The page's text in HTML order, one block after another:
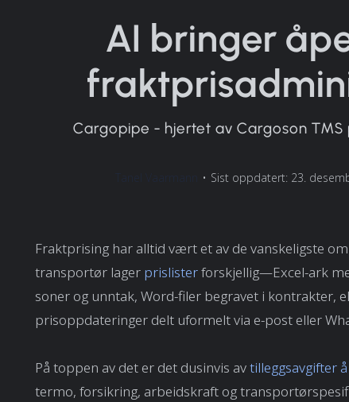
AI bringer
Cargopipe - hjertet av Cargoson TMS
• Sist oppdatert: 23.
Fraktprising har alltid vært et av de vanskeligste
transportør lager prislisterforskjellig—Excel-ark
soner og unntak, Word-filer begravet i kontrakter,
prisoppdateringer delt uformelt via e-post eller
På toppen av det er det dusinvis avtilleggsavgifter
termo, forsikring, arbeidskraft og